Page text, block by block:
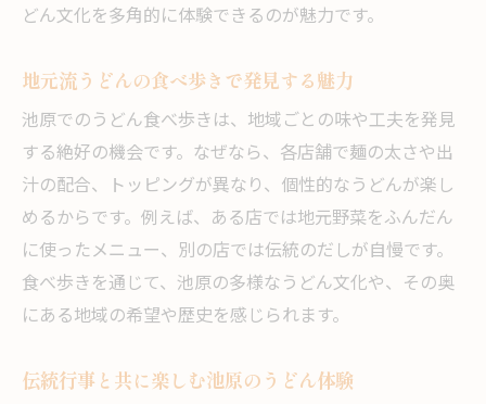
どん文化を多角的に体験できるのが魅力です。
地元流うどんの食べ歩きで発見する魅力
池原でのうどん食べ歩きは、地域ごとの味や工夫を発見
する絶好の機会です。なぜなら、各店舗で麺の太さや出
汁の配合、トッピングが異なり、個性的なうどんが楽し
めるからです。例えば、ある店では地元野菜をふんだん
に使ったメニュー、別の店では伝統のだしが自慢です。
食べ歩きを通じて、池原の多様なうどん文化や、その奥
にある地域の希望や歴史を感じられます。
伝統行事と共に楽しむ池原のうどん体験